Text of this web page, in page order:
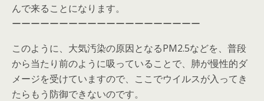
んで来ることになります。
ーーーーーーーーーーーーーーーーーーーー
このように、大気汚染の原因となるPM2.5などを、普段
から当たり前のように吸っていることで、肺が慢性的ダ
メージを受けていますので、ここでウイルスが入ってき
たらもう防御できないのです。